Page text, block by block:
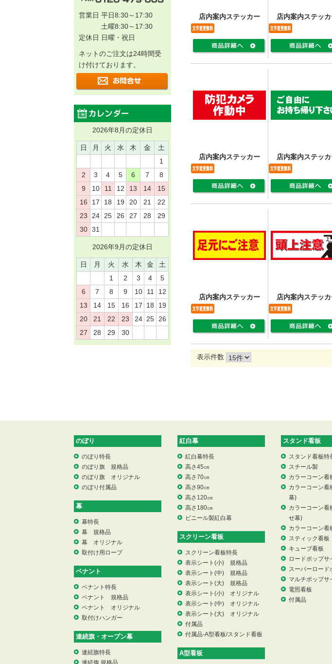
店内案内ステッカー 店内案内ステッ
店内案内ステッカー 店内案内ステッ
店内案内ステッカー 店内案内ステッ
表示件数
営業日 平日8:30～17:30
土曜8:30～17:30
定休日 日曜・祝日
ネットのご注文は24時間受
け付けております。
2026年8月の定休日
日 月 火 水 木 金
土
1
2
3 4 5 6 7
8
9
10 11 12 13 14
15
16
17 18 19 20 21
22
23
24 25 26 27 28
29
30 31
2026年9月の定休日
日 月 火 水 木 金
土
1
2 3 4
5
6
7 8 9 10 11
12
13
14 15 16 17 18
19
20
21 22 23 24 25
26
27
28 29 30
のぼり
のぼり特長
のぼり旗 規格品
のぼり旗 オリジナル
のぼり付属品
幕
幕特長
幕 規格品
幕 オリジナル
取付け用ロープ
ペナント
ペナント特長
ペナント 規格品
ペナント オリジナル
取付けハンガー
連続旗・オープン幕
連続旗特長
連続旗 規格品
紅白幕
紅白幕特長
高さ45㎝
高さ70㎝
高さ90㎝
高さ120㎝
高さ180㎝
ビニール製紅白幕
スクリーン看板
スクリーン看板特長
表示シート(小) 規格品
表示シート(中) 規格品
表示シート(大) 規格品
表示シート(小) オリジナル
表示シート(中) オリジナル
表示シート(大) オリジナル
付属品
付属品-A型看板/スタンド看板
A型看板
スタンド看板
スタンド看板特
スチール製
カラーコーン看
カラーコーン看
幕)
カラーコーン看
せ幕)
カラーコーン看
スティック看板
キューブ看板
ロードポップサ
スーパーロード
マルチポップサ
電照看板
付属品